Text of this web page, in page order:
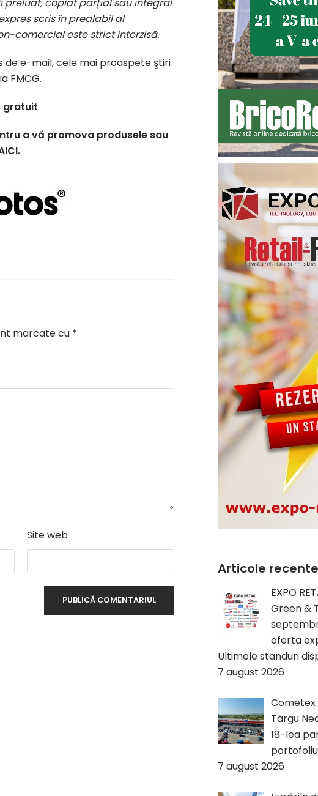
scris în prealabil al
comercial este strict interzisă.
e-mail, cele mai proaspete ştiri
FMCG.
gratuit.
a vă promova produsele sau
.
marcate cu *
Site web
Articole recente
EXPO
Green &
oferta
Ultimele standuri
7 august 2026
Cometex
Târgu
18-lea
portofoliu
7 august 2026